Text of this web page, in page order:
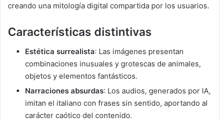
creando una mitología digital compartida por los usuarios.
Características distintivas
Estética surrealista: Las imágenes presentan
combinaciones inusuales y grotescas de animales,
objetos y elementos fantásticos.
Narraciones absurdas: Los audios, generados por IA,
imitan el italiano con frases sin sentido, aportando al
carácter caótico del contenido.